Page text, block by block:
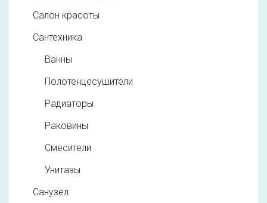
Салон красоты
Сантехника
Ванны
Полотенцесушители
Радиаторы
Раковины
Смесители
Унитазы
Санузел